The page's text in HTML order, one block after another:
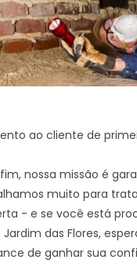
ao cliente de
nossa missão é
muito para
- e se você está
das Flores,
de ganhar sua